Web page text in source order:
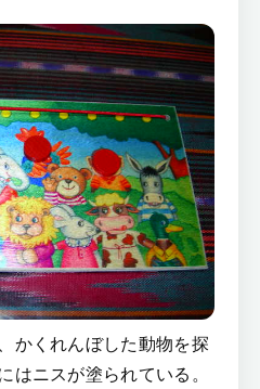
かくれんぼした動物を探
ニスが塗られている。